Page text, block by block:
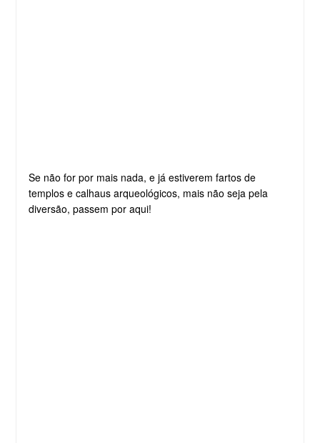
Se não for por mais nada, e já estiverem fartos de
templos e calhaus arqueológicos, mais não seja pela
diversão, passem por aqui!